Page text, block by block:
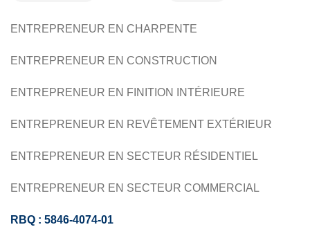
REVÊTEMENT DE PLANCHER FINITION
COMMERCIAL
ENTREPRENEUR EN CHARPENTE
ENTREPRENEUR EN CONSTRUCTION
ENTREPRENEUR EN FINITION INTÉRIEURE
ENTREPRENEUR EN REVÊTEMENT EXTÉRIEUR
ENTREPRENEUR EN SECTEUR RÉSIDENTIEL
ENTREPRENEUR EN SECTEUR COMMERCIAL
RBQ : 5846-4074-01